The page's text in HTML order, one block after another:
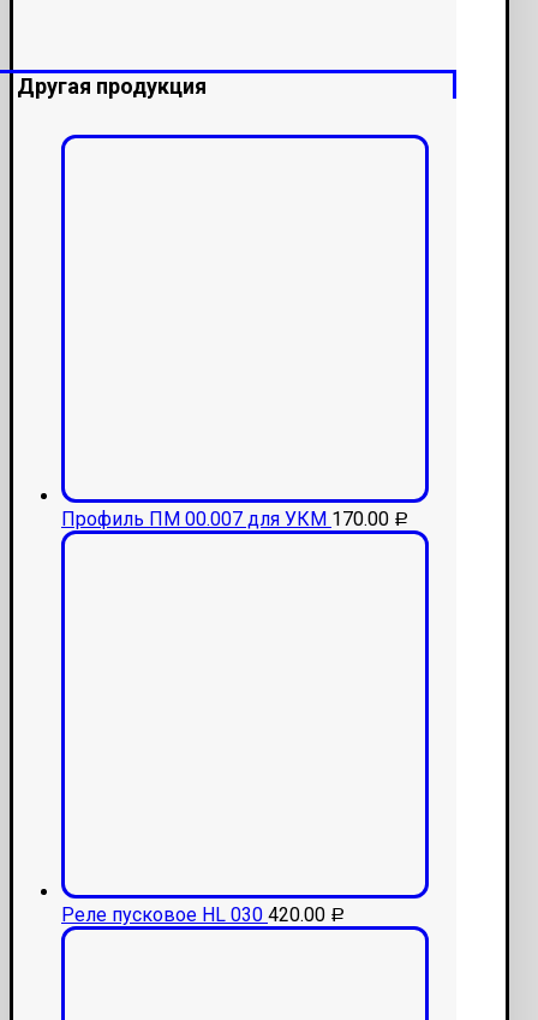
Другая продукция
Профиль ПМ 00.007 для УКМ 170.00 Р
Реле пусковое HL 030 420.00 Р